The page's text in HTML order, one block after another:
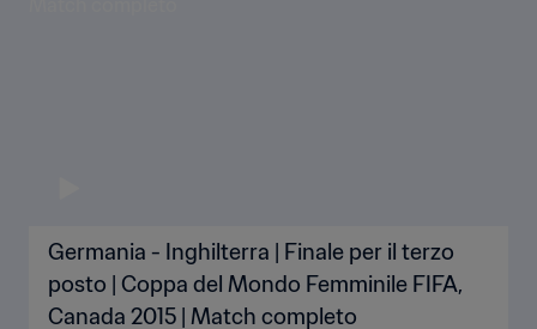
Germania - Inghilterra | Finale per il terzo
posto | Coppa del Mondo Femminile FIFA,
Canada 2015 | Match completo